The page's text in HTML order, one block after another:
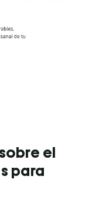
el
para